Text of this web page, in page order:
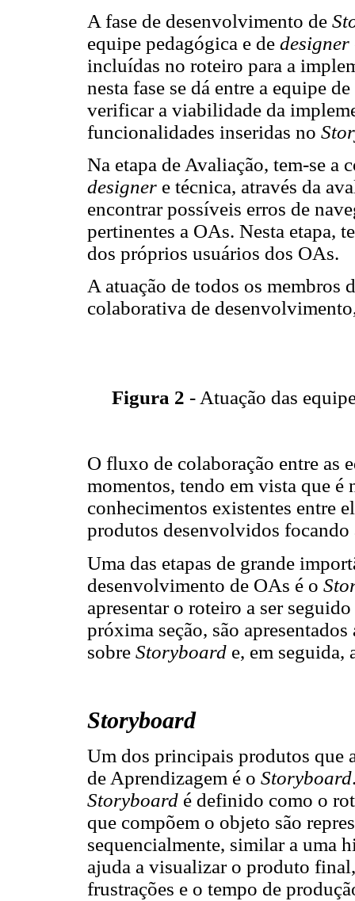
A fase de desenvolvimento de
equipe pedagógica e de designer
incluídas no roteiro para a
nesta fase se dá entre a equipe de
verificar a viabilidade da
funcionalidades inseridas no
Na etapa de Avaliação, tem-se a
designer e técnica, através da
encontrar possíveis erros de
pertinentes a OAs. Nesta etapa,
dos próprios usuários dos OAs.
A atuação de todos os membros
colaborativa de
Figura 2 - Atuação das
O fluxo de colaboração entre as
momentos, tendo em vista que é
conhecimentos existentes entre
produtos desenvolvidos focando
Uma das etapas de grande
desenvolvimento de OAs é o
apresentar o roteiro a ser
próxima seção, são
sobre Storyboard e, em seguida,
Storyboard
Um dos principais produtos que
de Aprendizagem é o Storyboard
Storyboard é definido como o
que compõem o objeto são
sequencialmente, similar a uma
ajuda a visualizar o produto
frustrações e o tempo de